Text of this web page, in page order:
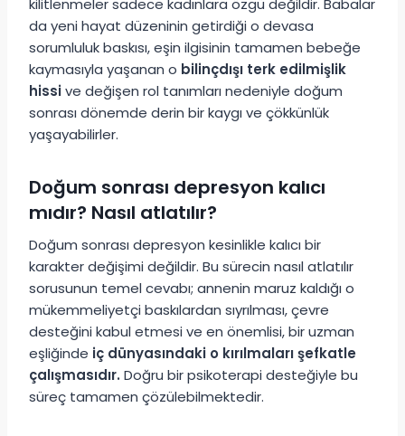
kilitlenmeler sadece kadınlara özgü değildir. Babalar
da yeni hayat düzeninin getirdiği o devasa
sorumluluk baskısı, eşin ilgisinin tamamen bebeğe
kaymasıyla yaşanan o bilinçdışı terk edilmişlik
hissive değişen rol tanımları nedeniyle doğum
sonrası dönemde derin bir kaygı ve çökkünlük
yaşayabilirler.
Doğum sonrası depresyon kalıcı
mıdır? Nasıl atlatılır?
Doğum sonrası depresyon kesinlikle kalıcı bir
karakter değişimi değildir. Bu sürecin nasıl atlatılır
sorusunun temel cevabı; annenin maruz kaldığı o
mükemmeliyetçi baskılardan sıyrılması, çevre
desteğini kabul etmesi ve en önemlisi, bir uzman
eşliğinde iç dünyasındaki o kırılmaları şefkatle
çalışmasıdır. Doğru bir psikoterapi desteğiyle bu
süreç tamamen çözülebilmektedir.